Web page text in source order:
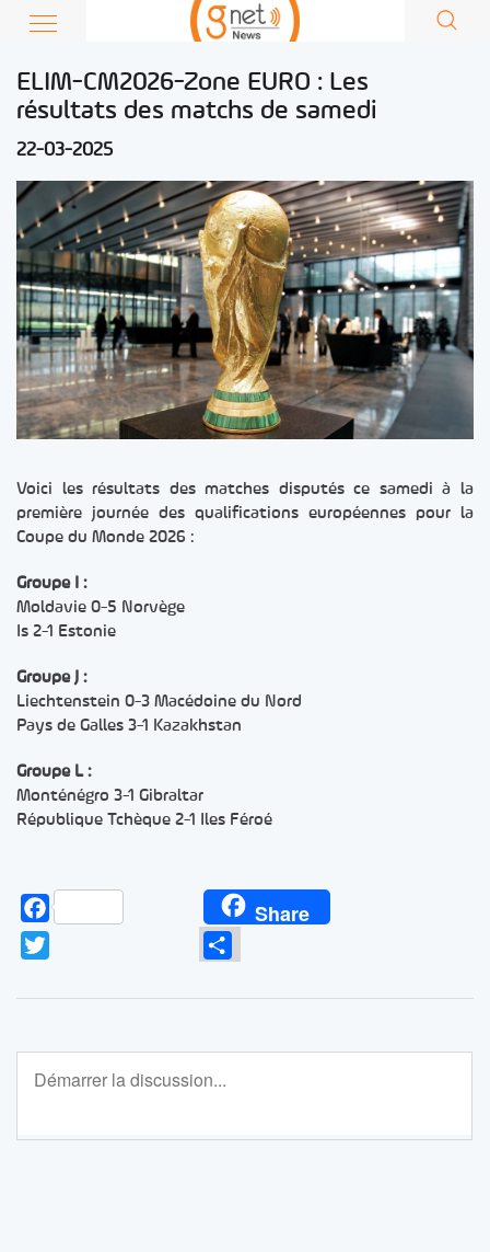
ELIM-CM2026-Zone EURO : Les
résultats des matchs de samedi
22-03-2025
Voici les résultats des matches disputés ce samedi à la
première journée des qualifications européennes pour la
Coupe du Monde 2026 :
Groupe I :
Moldavie 0-5 Norvège
Is 2-1 Estonie
Groupe J :
Liechtenstein 0-3 Macédoine du Nord
Pays de Galles 3-1 Kazakhstan
Groupe L :
Monténégro 3-1 Gibraltar
République Tchèque 2-1 Iles Féroé
Facebook Share